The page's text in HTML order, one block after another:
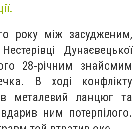
року між засудженим,
Дунаєвецької
28-річним знайомим
В ході конфлікту
металевий ланцюг та
ним потерпілого.